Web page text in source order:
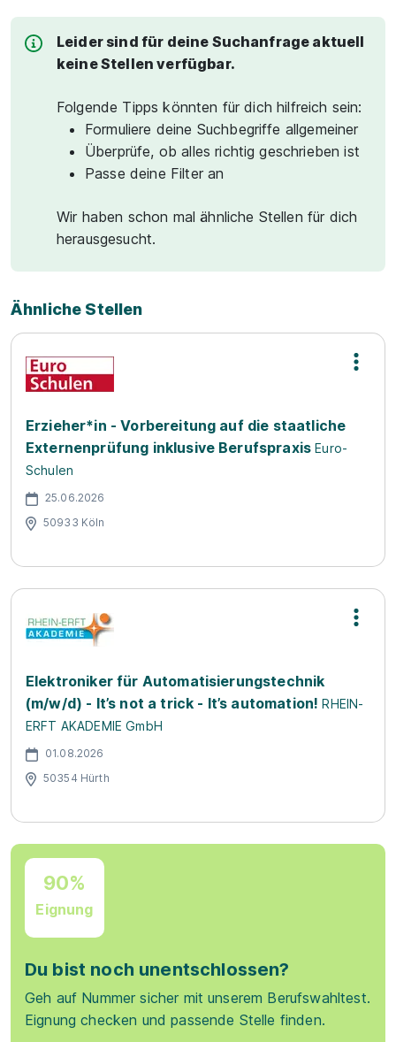
Leider sind für deine Suchanfrage aktuell
keine Stellen verfügbar.
Folgende Tipps könnten für dich hilfreich sein:
Formuliere deine Suchbegriffe allgemeiner
Überprüfe, ob alles richtig geschrieben ist
Passe deine Filter an
Wir haben schon mal ähnliche Stellen für dich
herausgesucht.
Ähnliche Stellen
Erzieher*in - Vorbereitung auf die staatliche
Externenprüfung inklusive Berufspraxis Euro-
Schulen
25.06.2026
50933 Köln
Elektroniker für Automatisierungstechnik
(m/w/d) - It’s not a trick - It’s automation! RHEIN-
ERFT AKADEMIE GmbH
01.08.2026
50354 Hürth
90%
Eignung
Du bist noch unentschlossen?
Geh auf Nummer sicher mit unserem Berufswahltest.
Eignung checken und passende Stelle finden.